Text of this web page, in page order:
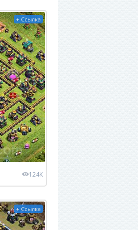
+ Ссылка
124K
+ Ссылка